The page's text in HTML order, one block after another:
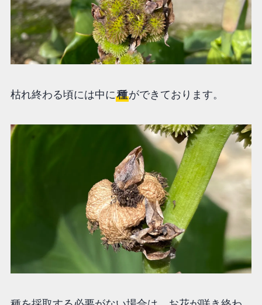
枯れ終わる頃には中に種ができております。